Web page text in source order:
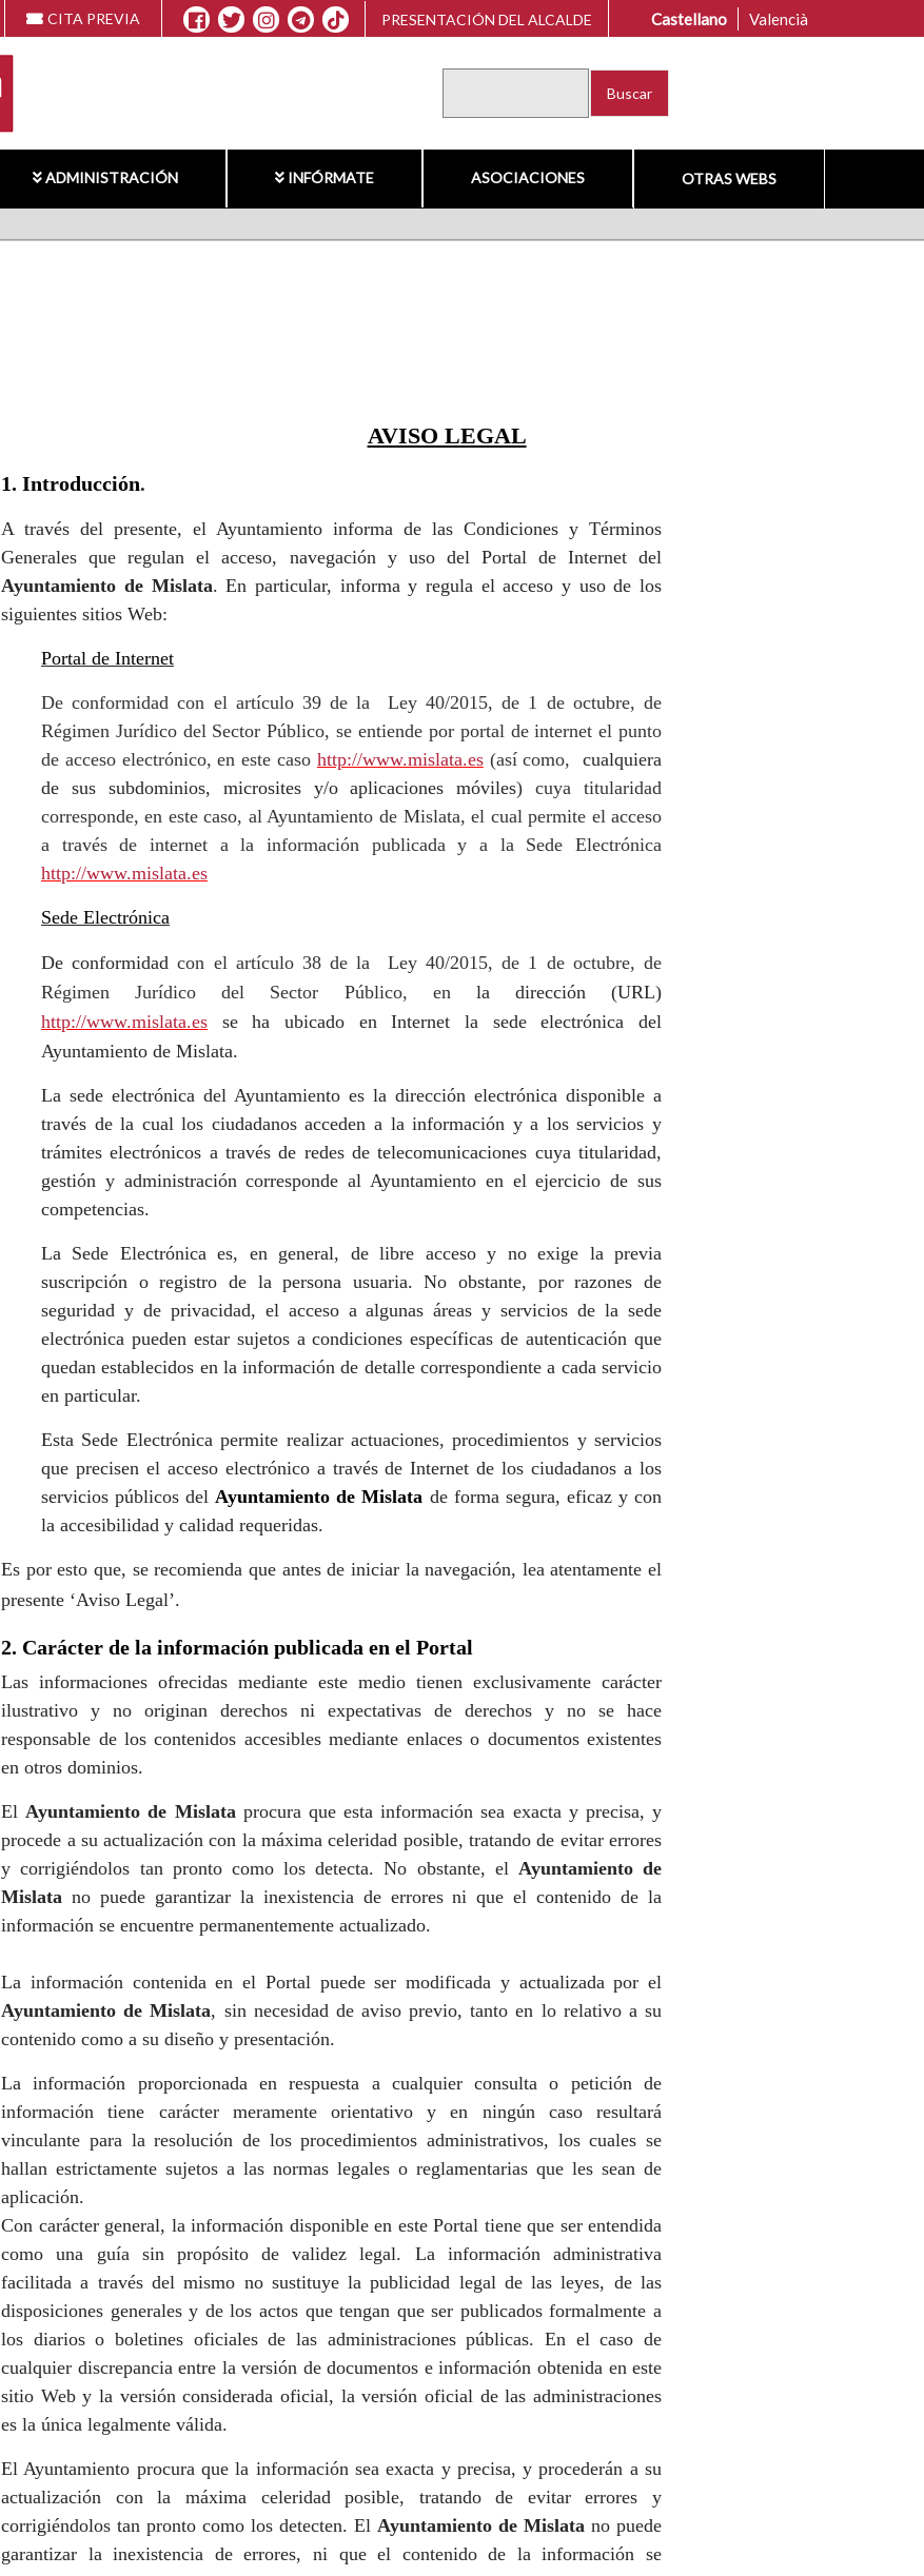
CITA PREVIA PRESENTACIÓN DEL ALCALDE Castellano Valencià
ADMINISTRACIÓN INFÓRMATE ASOCIACIONES OTRAS WEBS
AVISO LEGAL
1. Introducción.
A través del presente, el Ayuntamiento informa de las Condiciones y Términos
Generales que regulan el acceso, navegación y uso del Portal de Internet del
Ayuntamiento de Mislata. En particular, informa y regula el acceso y uso de los
siguientes sitios Web:
Portal de Internet
De conformidad con el artículo 39 de la
Ley 40/2015, de 1 de octubre, de
Régimen Jurídico del Sector Público, se entiende por portal de internet el punto
de acceso electrónico, en este caso http://www.mislata.es (así como,
cualquiera
de sus subdominios, microsites y/o aplicaciones móviles) cuya titularidad
corresponde, en este caso, al Ayuntamiento de Mislata, el cual permite el acceso
a través de internet a la información publicada y a la Sede Electrónica
http://www.mislata.es
Sede Electrónica
De conformidadcon el artículo 38 de la
Ley 40/2015, de 1 de octubre, de
Régimen Jurídico del Sector Público, enla dirección (URL)
http://www.mislata.esse ha ubicado en Internet la sede electrónica del
Ayuntamiento de Mislata.
La sede electrónica del Ayuntamiento es la dirección electrónica disponible a
través de la cual los ciudadanos acceden a la información y a los servicios y
trámites electrónicos a través de redes de telecomunicaciones cuya titularidad,
gestión y administración corresponde al Ayuntamiento en el ejercicio de sus
competencias.
La Sede Electrónica es, en general, de libre acceso y no exige la previa
suscripción o registro de la persona usuaria. No obstante, por razones de
seguridad y de privacidad, el acceso a algunas áreas y servicios de la sede
electrónica pueden estar sujetos a condiciones específicas de autenticación que
quedan establecidos en la información de detalle correspondiente a cada servicio
en particular.
Esta Sede Electrónica permite realizar actuaciones, procedimientos y servicios
que precisen el acceso electrónico a través de Internet de los ciudadanos a los
servicios públicos delAyuntamiento de Mislata de forma segura, eficaz y con
la accesibilidad y calidad requeridas.
Es por esto que, se recomienda que antes de iniciar la navegación, lea atentamente el
presente ‘Aviso Legal’.
2. Carácter de la información publicada en el Portal
Las informaciones ofrecidas mediante este medio tienen exclusivamente carácter
ilustrativo y no originan derechos ni expectativas de derechos y no se hace
responsable de los contenidos accesibles mediante enlaces o documentos existentes
en otros dominios.
ElAyuntamiento de Mislataprocura que esta información sea exacta y precisa, y
procede a suactualizacióncon la máxima celeridad posible, tratando de evitar errores
y corrigiéndolos tan pronto como los detecta. No obstante, el Ayuntamiento de
Mislata no puede garantizar la inexistencia de errores ni que el contenido de la
información se encuentre permanentemente actualizado.
La información contenida en el Portal puede ser modificada y actualizada por el
Ayuntamiento de Mislata, sin necesidad de aviso previo, tanto en lo relativo a su
contenido como a su diseño y presentación.
Lainformación proporcionada en respuesta a cualquier consulta o petición de
información tiene carácter meramente orientativo y en ningún caso resultará
vinculante para la resolución de los procedimientos administrativos, los cuales se
hallan estrictamente sujetos a las normas legales o reglamentarias que les sean de
aplicación.
Con carácter general, la información disponible en este Portal tiene que ser entendida
como una guía sin propósito de validez legal. La información administrativa
facilitada a través del mismo no sustituye la publicidad legal de las leyes, de las
disposiciones generales y de los actos que tengan que ser publicados formalmente a
los diarios o boletines oficiales de las administraciones públicas. En el caso de
cualquier discrepancia entre la versión de documentos e información obtenida en este
sitio Web y la versión considerada oficial, la versión oficial de las administraciones
es la única legalmente válida.
El Ayuntamiento procura que la información sea exacta y precisa, y procederán a su
actualización con la máxima celeridad posible, tratando de evitar errores y
corrigiéndolos tan pronto como los detecten. ElAyuntamiento de Mislata no puede
garantizar la inexistencia de errores, ni que el contenido de la información se